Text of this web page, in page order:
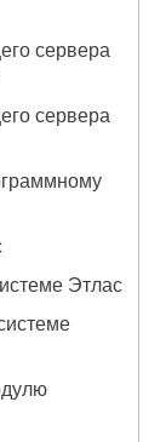
сервера
сервера
Этлас